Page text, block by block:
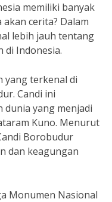
memiliki banyak
cerita? Dalam
lebih jauh tentang
di Indonesia.
yang terkenal di
Candi ini
dunia yang menjadi
Kuno. Menurut
Borobudur
dan keagungan
Monumen Nasional